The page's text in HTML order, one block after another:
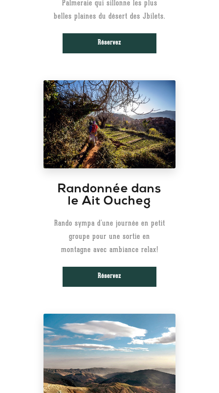
Palmeraie qui sillonne les plus
belles plaines du désert des Jbilets.
Réservez
Randonnée dans
le Ait Oucheg
Rando sympa d’une journée en petit
groupe pour une sortie en
montagne avec ambiance relax!
Réservez